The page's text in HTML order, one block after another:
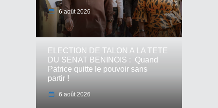
6 août 2026
ELECTION DE TALON A LA TETE
DU SENAT BENINOIS : Quand
Patrice quitte le pouvoir sans
partir !
6 août 2026